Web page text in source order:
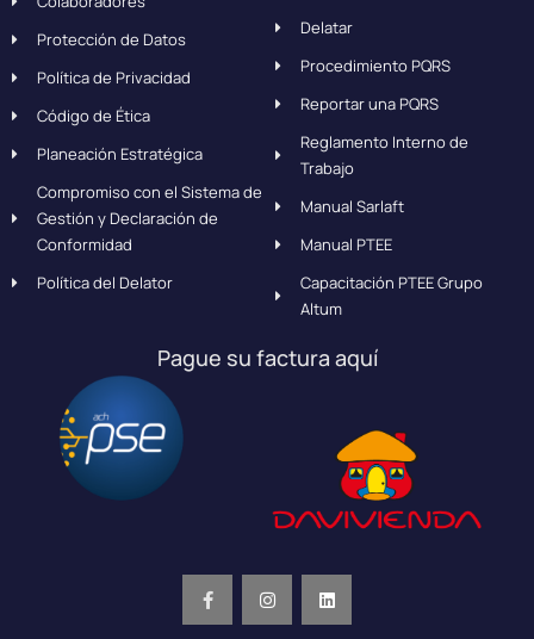
Protección de Datos
Política de Privacidad
Código de Ética
Planeación Estratégica
Compromiso con el Sistema de
Gestión y Declaración de
Conformidad
Política del Delator
Delatar
Procedimiento PQRS
Reportar una PQRS
Reglamento Interno de
Trabajo
Manual Sarlaft
Manual PTEE
Capacitación PTEE Grupo
Altum
Pague su factura aquí
c
e
s
t
n
k